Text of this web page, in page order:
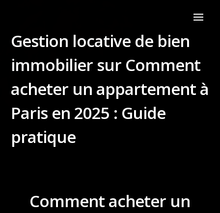
Gestion locative de bien
immobilier sur Comment
acheter un appartement à
Paris en 2025 : Guide
pratique
Comment acheter un